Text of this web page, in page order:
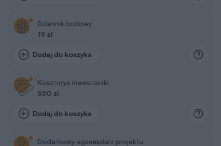
Dziennik budowy
19 zł
Dodaj do koszyka
Kosztorys inwestorski
550 zł
Dodaj do koszyka
Dodatkowy egzemplarz projektu